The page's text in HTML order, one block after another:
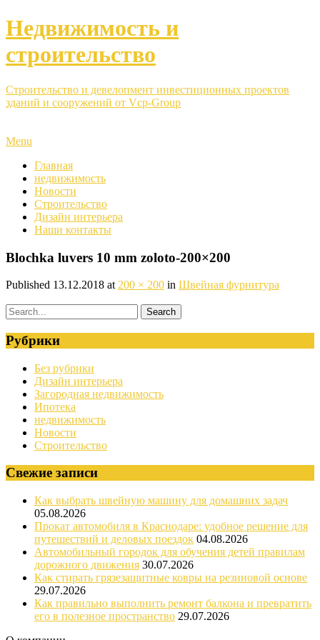
Недвижимость и
строительство
Строительство и девелопмент инвестиционных проектов
зданий и сооружений от Vcp-Group
Menu
Главная
недвижимость
Новости
Строительство
Дизайн интерьера
Наши контакты
Blochka luvers 10 mm zoloto-200×200
Published 13.12.2018 at 200 × 200 in Швейная фурнитура
Рубрики
Без рубрики
Дизайн интерьера
Загородная недвижимость
Ипотека
недвижимость
Новости
Строительство
Свежие записи
Как выбрать швейную машину для домашних задач
05.08.2026
Прокат автомобиля в Краснодаре: удобное решение для
путешествий и деловых поездок 04.08.2026
Автомобильный городок для обучения детей правилам
дорожного движения 30.07.2026
Как стирать грязезащитные ковры на резиновой основе
29.07.2026
Как правильно выполнить ремонт балкона и превратить
его в полезное пространство 29.07.2026